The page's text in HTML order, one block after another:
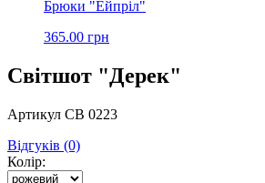
Брюки "Ейпріл"
365.00 грн
Світшот "Дерек"
Артикул СВ 0223
Відгуків (0)
Колір: